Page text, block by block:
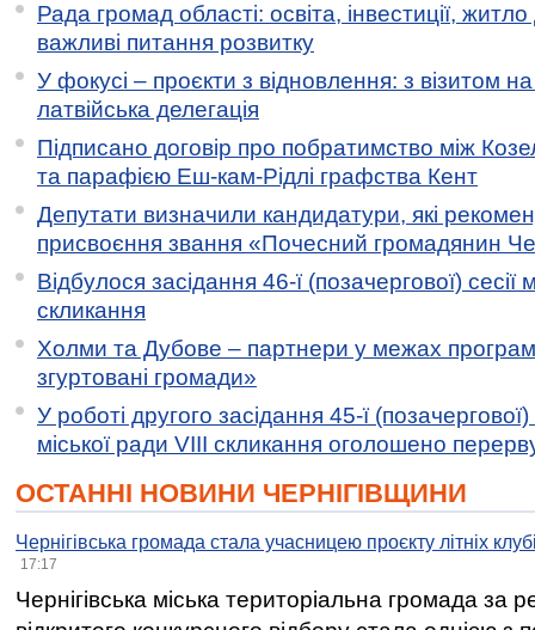
Рада громад області: освіта, інвестиції,
важливі питання розвитку
У фокусі – проєкти з відновлення: з візитом
латвійська делегація
Підписано договір про побратимство між
та парафією Еш-кам-Рідлі графства Кент
Депутати визначили кандидатури, які
присвоєння звання «Почесний громадянин
Відбулося засідання 46-ї (позачергової) сесії
скликання
Холми та Дубове – партнери у межах
згуртовані громади»
У роботі другого засідання 45-ї (позачергової)
міської ради VIII скликання оголошено
ОСТАННІ НОВИНИ ЧЕРНІГІВЩИНИ
Чернігівська громада стала учасницею проєкту літніх
17:17
Чернігівська міська територіальна громада за